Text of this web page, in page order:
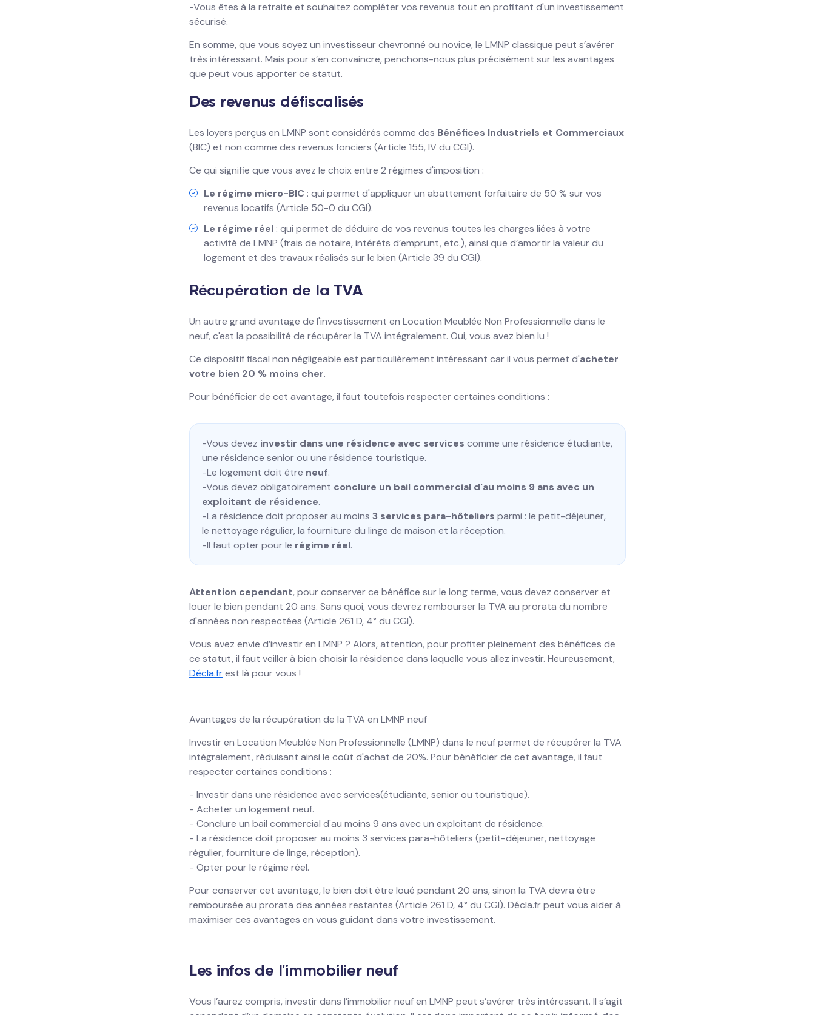
-Vous êtes à la retraite et souhaitez compléter vos revenus tout en profitant d'un investissement
sécurisé.
En somme, que vous soyez un investisseur chevronné ou novice, le LMNP classique peut s’avérer
très intéressant. Mais pour s’en convaincre, penchons-nous plus précisément sur les avantages
que peut vous apporter ce statut.
Des revenus défiscalisés
Les loyers perçus en LMNP sont considérés comme des Bénéfices Industriels et Commerciaux
(BIC) et non comme des revenus fonciers (Article 155, IV du CGI).
Ce qui signifie que vous avez le choix entre 2 régimes d'imposition :
Le régime micro-BIC : qui permet d'appliquer un abattement forfaitaire de 50 % sur vos
revenus locatifs (Article 50-0 du CGI).
Le régime réel : qui permet de déduire de vos revenus toutes les charges liées à votre
activité de LMNP (frais de notaire, intérêts d’emprunt, etc.), ainsi que d’amortir la valeur du
logement et des travaux réalisés sur le bien (Article 39 du CGI).
Récupération de la TVA
Un autre grand avantage de l'investissement en Location Meublée Non Professionnelle dans le
neuf, c'est la possibilité de récupérer la TVA intégralement. Oui, vous avez bien lu !
Ce dispositif fiscal non négligeable est particulièrement intéressant car il vous permet d'acheter
votre bien 20 % moins cher.
Pour bénéficier de cet avantage, il faut toutefois respecter certaines conditions :
-Vous devez investir dans une résidence avec services comme une résidence étudiante,
une résidence senior ou une résidence touristique.
-Le logement doit être neuf.
-Vous devez obligatoirement conclure un bail commercial d'au moins 9 ans avec un
exploitant de résidence.
-La résidence doit proposer au moins 3 services para-hôteliers parmi : le petit-déjeuner,
le nettoyage régulier, la fourniture du linge de maison et la réception.
-Il faut opter pour le régime réel.
Attention cependant, pour conserver ce bénéfice sur le long terme, vous devez conserver et
louer le bien pendant 20 ans. Sans quoi, vous devrez rembourser la TVA au prorata du nombre
d'années non respectées (Article 261 D, 4° du CGI).
Vous avez envie d’investir en LMNP ? Alors, attention, pour profiter pleinement des bénéfices de
ce statut, il faut veiller à bien choisir la résidence dans laquelle vous allez investir. Heureusement,
Décla.frest là pour vous !
Avantages de la récupération de la TVA en LMNP neuf
Investir en Location Meublée Non Professionnelle (LMNP) dans le neuf permet de récupérer la TVA
intégralement, réduisant ainsi le coût d'achat de 20%. Pour bénéficier de cet avantage, il faut
respecter certaines conditions :
- Investir dans une résidence avec services(étudiante, senior ou touristique).
- Acheter un logement neuf.
- Conclure un bail commercial d'au moins 9 ans avec un exploitant de résidence.
- La résidence doit proposer au moins 3 services para-hôteliers (petit-déjeuner, nettoyage
régulier, fourniture de linge, réception).
- Opter pour le régime réel.
Pour conserver cet avantage, le bien doit être loué pendant 20 ans, sinon la TVA devra être
remboursée au prorata des années restantes (Article 261 D, 4° du CGI). Décla.fr peut vous aider à
maximiser ces avantages en vous guidant dans votre investissement.
Les infos de l'immobilier neuf
Vous l’aurez compris, investir dans l’immobilier neuf en LMNP peut s’avérer très intéressant. Il s’agit